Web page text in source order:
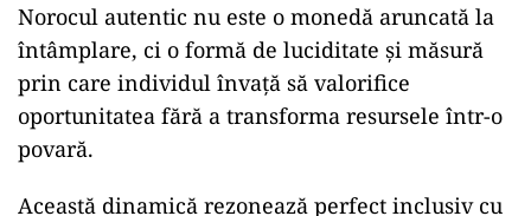
Norocul autentic nu este o monedă aruncată la
întâmplare, ci o formă de luciditate și măsură
prin care individul învață să valorifice
oportunitatea fără a transforma resursele într-o
povară.
Această dinamică rezonează perfect inclusiv cu